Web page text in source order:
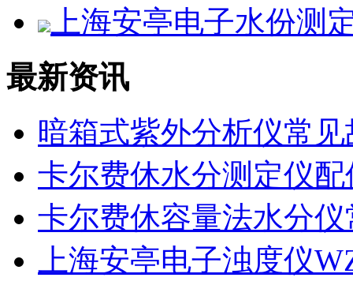
上海安亭电子水份测
最新资讯
暗箱式紫外分析仪常
卡尔费休水分测定仪
卡尔费休容量法水分
上海安亭电子浊度仪